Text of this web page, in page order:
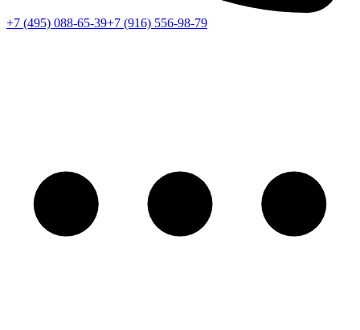
+7 (495) 088-65-39+7 (916) 556-98-79